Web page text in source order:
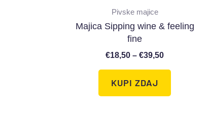
Pivske majice
Majica Sipping wine & feeling
fine
€18,50 – €39,50
KUPI ZDAJ